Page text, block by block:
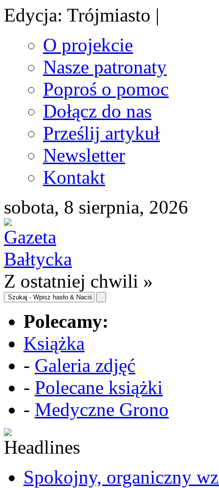
Edycja: Trójmiasto |
O projekcie
Nasze patronaty
Poproś o pomoc
Dołącz do nas
Prześlij artykuł
Newsletter
Kontakt
sobota, 8 sierpnia, 2026
Z ostatniej chwili »
Polecamy:
Książka
- Galeria zdjęć
- Polecane książki
- Medyczne Grono
Spokojny, organiczny